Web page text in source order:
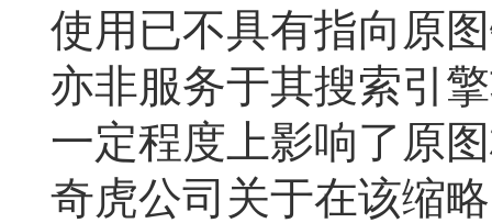
使用已不具有指向原
亦非服务于其搜索引
一定程度上影响了原
奇虎公司关于在该缩